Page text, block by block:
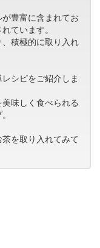
豊富に含まれてお
ています。
積極的に取り入れ
シピをご紹介しま
味しく食べられる
を取り入れてみて